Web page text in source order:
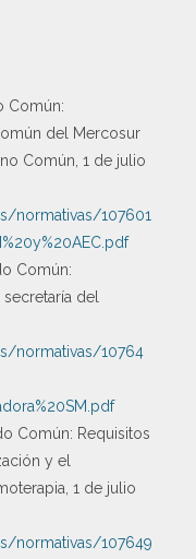
Común:
del Mercosur
Común, 1 de julio
normativas/107601
Común:
del
normativas/10764
Común: Requisitos
y el
1 de julio
normativas/107649